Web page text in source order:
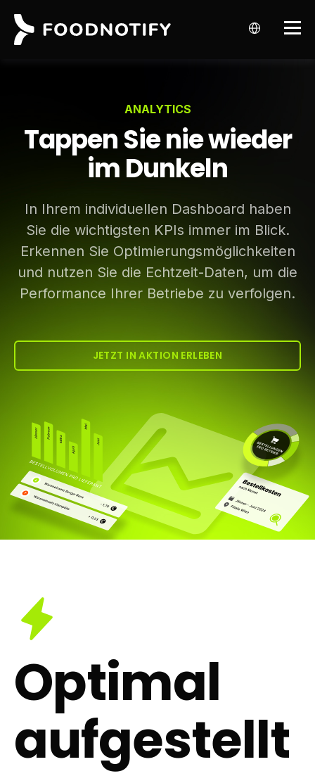
ANALYTICS
Tappen Sie nie wieder
im Dunkeln
In Ihrem individuellen Dashboard haben
Sie die wichtigsten KPIs immer im Blick.
Erkennen Sie Optimierungsmöglichkeiten
und nutzen Sie die Echtzeit-Daten, um die
Performance Ihrer Betriebe zu verfolgen.
JETZT IN AKTION ERLEBEN
Optimal
aufgestellt